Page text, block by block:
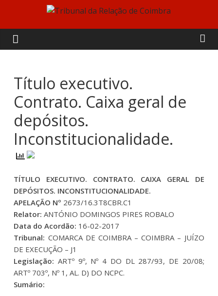
content
Tribunal
da
Relação
de
Coimbra
Título executivo.
Contrato. Caixa geral de
depósitos.
Inconstitucionalidade.
TÍTULO EXECUTIVO. CONTRATO. CAIXA GERAL DE
DEPÓSITOS. INCONSTITUCIONALIDADE.
APELAÇÃO Nº 2673/16.3T8CBR.C1
Relator:ANTÓNIO DOMINGOS PIRES ROBALO
Data do Acordão: 16-02-2017
Tribunal: COMARCA DE COIMBRA – COIMBRA – JUÍZO
DE EXECUÇÃO – J1
Legislação: ARTº 9º, Nº 4 DO DL 287/93, DE 20/08;
ARTº 703º, Nº 1, AL. D) DO NCPC.
Sumário: